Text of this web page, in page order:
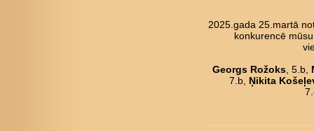
2025.gada 25.martā
konkurencē
Georgs Rožoks, 5.b,
7.b, Ņikita